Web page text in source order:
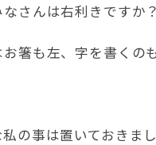
さんは右利きですか
箸も左、字を書くの
の事は置いておきま